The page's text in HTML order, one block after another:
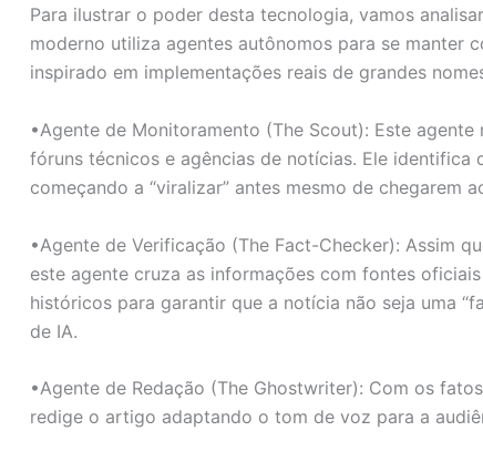
Para ilustrar o poder desta tecnologia, vamos
moderno utiliza agentes autônomos para se manter
inspirado em implementações reais de grandes
•Agente de Monitoramento (The Scout): Este
fóruns técnicos e agências de notícias. Ele identifica
começando a “viralizar” antes mesmo de chegarem
•Agente de Verificação (The Fact-Checker): Assim
este agente cruza as informações com fontes
históricos para garantir que a notícia não seja uma
de IA.
•Agente de Redação (The Ghostwriter): Com os
redige o artigo adaptando o tom de voz para a